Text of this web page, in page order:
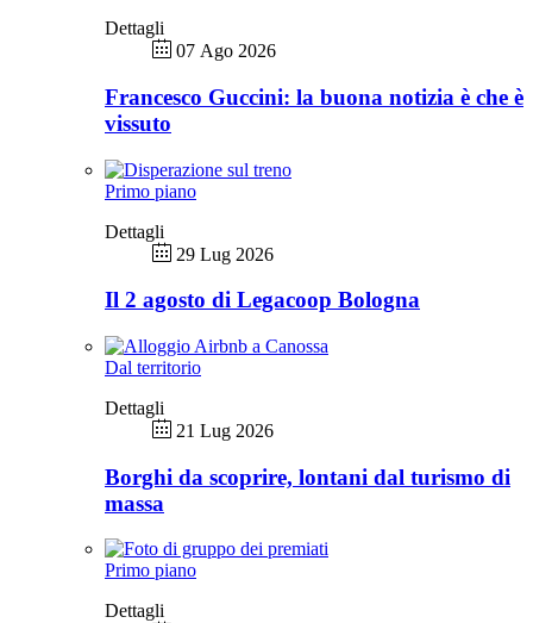
Dettagli
07 Ago 2026
Francesco Guccini: la buona notizia è che è
vissuto
Primo piano
Dettagli
29 Lug 2026
Il 2 agosto di Legacoop Bologna
Dal territorio
Dettagli
21 Lug 2026
Borghi da scoprire, lontani dal turismo di
massa
Primo piano
Dettagli